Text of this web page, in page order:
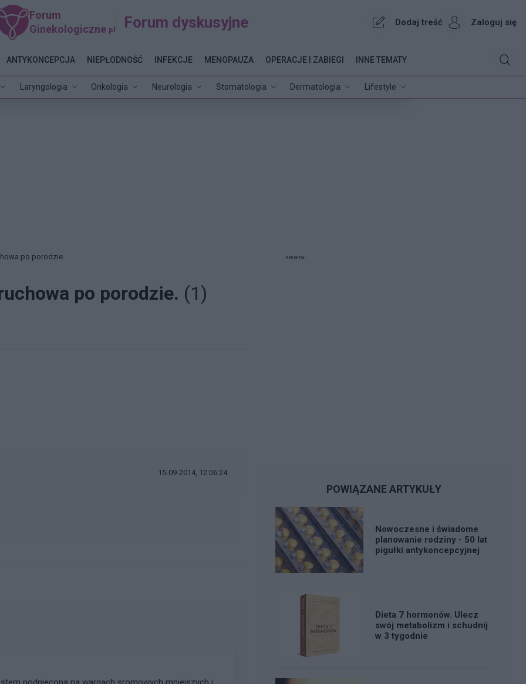
Forum
Ginekologiczne .pl Forum dyskusyjne Dodaj treść Zaloguj się
Laryngologia Onkologia Neurologia Stomatologia Dermatologia Lifestyle
ANTYKONCEPCJA NIEPŁODNOŚĆ INFEKCJE MENOPAUZA OPERACJE I ZABIEGI INNE TEMATY
po porodzie.
po porodzie. (1)
15-09-2014, 12:06:24
Reklama:
POWIĄZANE ARTYKUŁY
Nowoczesne i świadome
planowanie rodziny - 50 lat
pigułki antykoncepcyjnej
Dieta 7 hormonów. Ulecz
swój metabolizm i schudnij
w 3 tygodnie